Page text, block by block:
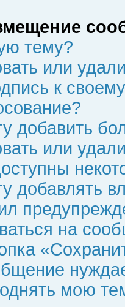
тему?
или
к
добавить
или
добавлять
на
мою